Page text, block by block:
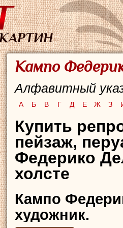
Кампо
Алфавитный
А Б В Г Д Е Ж З
Купить
пейзаж,
Федерико
холсте
Кампо
художник.